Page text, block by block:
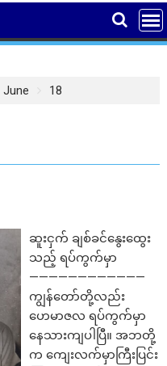
June 18
ဆူးငှက် ချစ်ခင်နွေးထွေး
သည့် ရပ်ကွက်မှာ
————————————
ကျွန်တော်တို့လည်း
ဟေမာဇလ ရပ်ကွက်မှာ
နေသားကျပါပြီ။ အဘတို့
က ကျေးလက်မှာကြီးပြင်း